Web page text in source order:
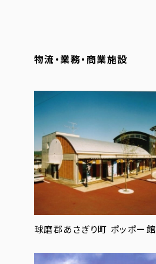
物流・業務・商業施設
球磨郡あさぎり町 ポッポー館